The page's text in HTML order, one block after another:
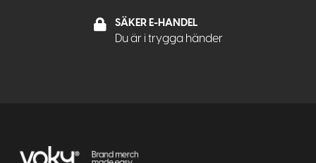
SÄKER E-HANDEL
Du är i trygga händer